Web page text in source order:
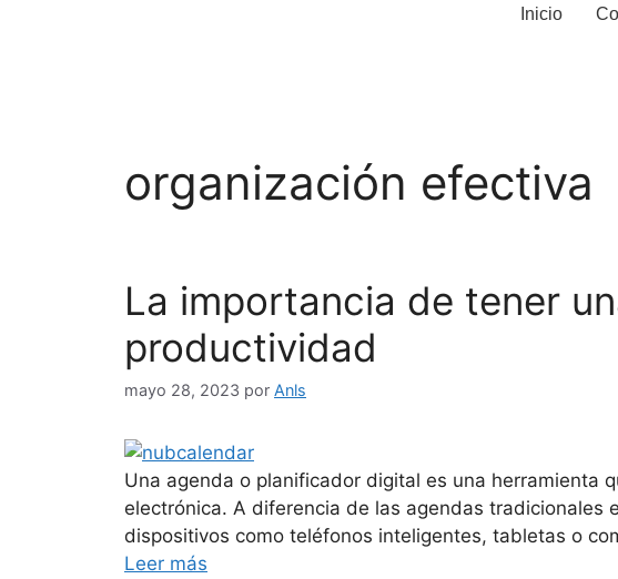
Inicio
organización efectiva
La importancia de tener
productividad
mayo 28, 2023 por Anls
Una agenda o planificador digital es una herramienta
electrónica. A diferencia de las agendas
dispositivos como teléfonos inteligentes, tabletas o
Leer más